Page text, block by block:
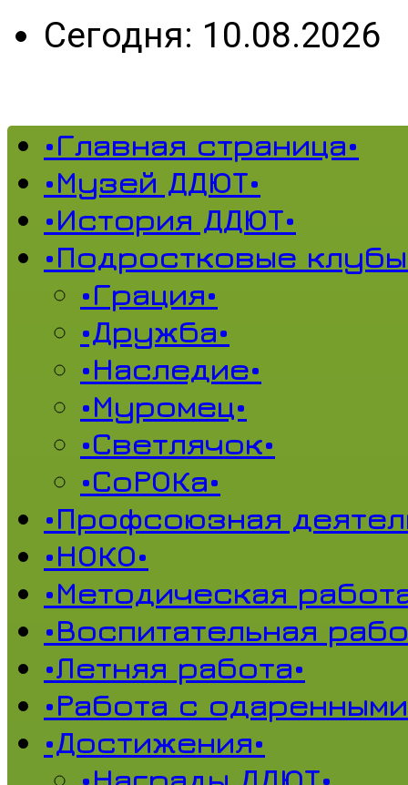
Сегодня: 10.08.2026
•Главная страница•
•Музей ДДЮТ•
•История ДДЮТ•
•Подростковые
•Грация•
•Дружба•
•Наследие•
•Муромец•
•Светлячок•
•СоРОКа•
•Профсоюзная
•НОКО•
•Методическая
•Воспитательная
•Летняя работа•
•Работа с
•Достижения•